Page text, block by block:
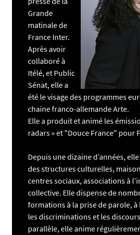
Grande
matinale de
France Inter.
Après avoir
collaboré à
Itélé, et Public
Sénat, elle a
été le visage des programmes
chaine franco-allemande Arte.
Elle a produit et animé les
radars » et "Douce France" pour
Depuis une dizaine d’années,
des structures culturelles,
centres sociaux, associations à
collective. Elle dispense de
formations à la prise de parole,
les discriminations et les
parallèle, elle anime